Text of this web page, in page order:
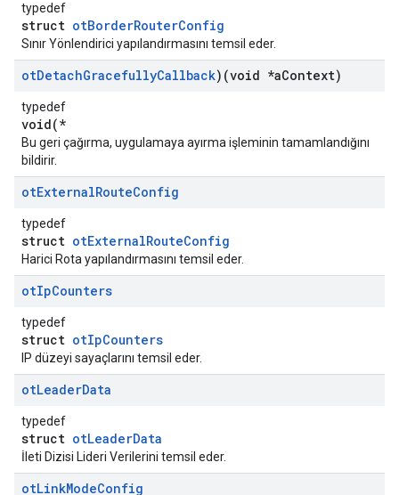
typedef
struct otBorderRouterConfig
Sınır Yönlendirici yapılandırmasını temsil eder.
otDetachGracefullyCallback)(void *aContext)
typedef
void(*
Bu geri çağırma, uygulamaya ayırma işleminin tamamlandığını
bildirir.
otExternalRouteConfig
typedef
struct otExternalRouteConfig
Harici Rota yapılandırmasını temsil eder.
otIpCounters
typedef
struct otIpCounters
IP düzeyi sayaçlarını temsil eder.
otLeaderData
typedef
struct otLeaderData
İleti Dizisi Lideri Verilerini temsil eder.
otLinkModeConfig